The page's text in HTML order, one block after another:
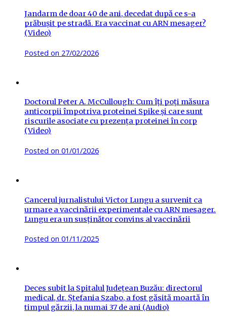
Jandarm de doar 40 de ani, decedat după ce s-a
prăbușit pe stradă. Era vaccinat cu ARN mesager?
(Video)
Posted on 27/02/2026
Doctorul Peter A. McCullough: Cum îți poți măsura
anticorpii împotriva proteinei Spike și care sunt
riscurile asociate cu prezența proteinei în corp
(Video)
Posted on 01/01/2026
Cancerul jurnalistului Victor Lungu a survenit ca
urmare a vaccinării experimentale cu ARN mesager.
Lungu era un susținător convins al vaccinării
Posted on 01/11/2025
Deces subit la Spitalul Județean Buzău: directorul
medical, dr. Ștefania Szabo, a fost găsită moartă în
timpul gărzii, la numai 37 de ani (Audio)